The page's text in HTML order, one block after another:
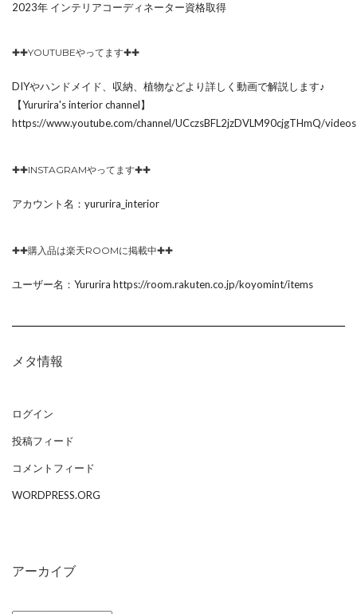
2023年 インテリアコーディネーター資格取得
✚✚YOUTUBEやってます✚✚
DIYやハンドメイド、収納、植物などより詳しく動画で解説します♪
【Yururira's interior channel】
https://www.youtube.com/channel/UCczsBFL2jzDVLM90cjgTHmQ/videos
✚✚INSTAGRAMやってます✚✚
アカウント名：yururira_interior
✚✚購入品は楽天ROOMに掲載中✚✚
ユーザー名：Yururira https://room.rakuten.co.jp/koyomint/items
メタ情報
ログイン
投稿フィード
コメントフィード
WORDPRESS.ORG
アーカイブ